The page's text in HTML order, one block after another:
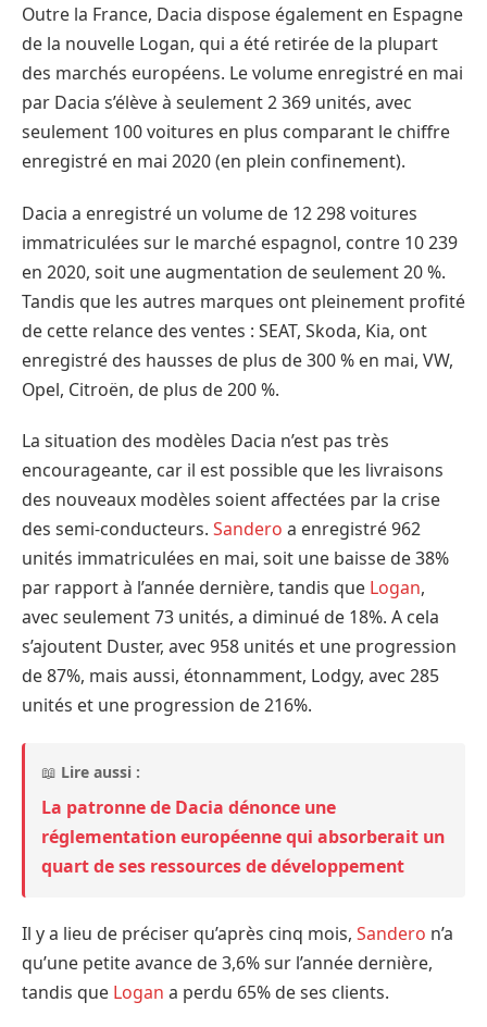
Outre la France, Dacia dispose également en Espagne
de la nouvelle Logan, qui a été retirée de la plupart
des marchés européens. Le volume enregistré en mai
par Dacia s’élève à seulement 2 369 unités, avec
seulement 100 voitures en plus comparant le chiffre
enregistré en mai 2020 (en plein confinement).
Dacia a enregistré un volume de 12 298 voitures
immatriculées sur le marché espagnol, contre 10 239
en 2020, soit une augmentation de seulement 20 %.
Tandis que les autres marques ont pleinement profité
de cette relance des ventes : SEAT, Skoda, Kia, ont
enregistré des hausses de plus de 300 % en mai, VW,
Opel, Citroën, de plus de 200 %.
La situation des modèles Dacia n’est pas très
encourageante, car il est possible que les livraisons
des nouveaux modèles soient affectées par la crise
des semi-conducteurs. Sandero a enregistré 962
unités immatriculées en mai, soit une baisse de 38%
par rapport à l’année dernière, tandis que Logan,
avec seulement 73 unités, a diminué de 18%. A cela
s’ajoutent Duster, avec 958 unités et une progression
de 87%, mais aussi, étonnamment, Lodgy, avec 285
unités et une progression de 216%.
📖 Lire aussi :
La patronne de Dacia dénonce une
réglementation européenne qui absorberait un
quart de ses ressources de développement
Il y a lieu de préciser qu’après cinq mois, Sandero n’a
qu’une petite avance de 3,6% sur l’année dernière,
tandis que Logan a perdu 65% de ses clients.